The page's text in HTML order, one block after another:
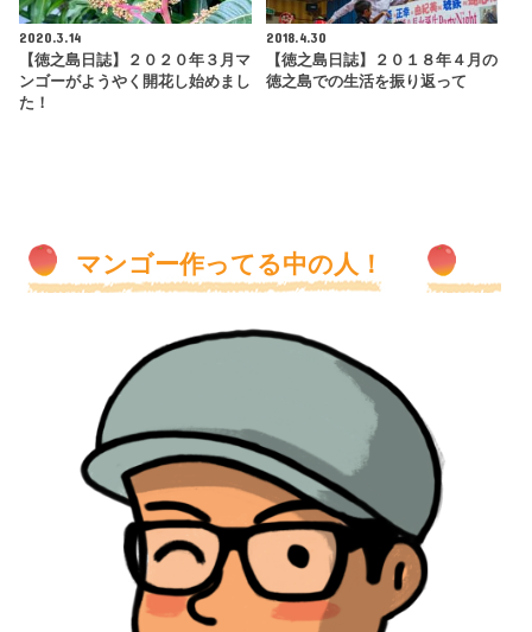
2020.3.14
【徳之島日誌】２０２０年３月マ
ンゴーがようやく開花し始めまし
た！
2018.4.30
【徳之島日誌】２０１８年４月の
徳之島での生活を振り返って
マンゴー作ってる中の人！